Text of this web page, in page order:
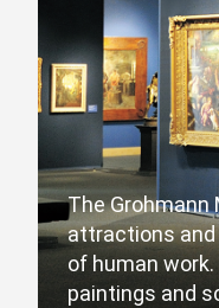
The Grohmann
attractions and
of human
paintings and